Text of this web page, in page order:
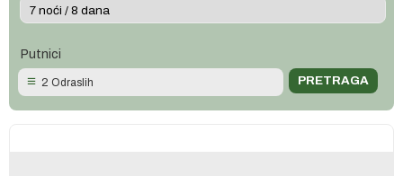
Putnici
2 Odraslih